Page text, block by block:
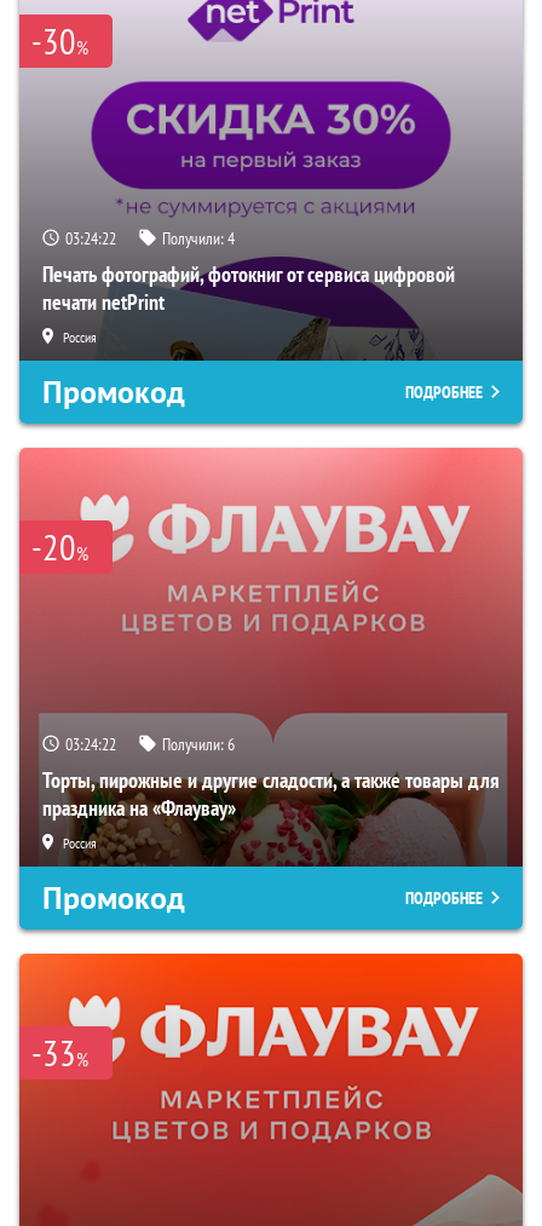
-30%
03:24:21 Получили:4
Печать фотографий, фотокниг от сервиса цифровой
печати netPrint
Россия
Промокод ПОДРОБНЕЕ
-20%
03:24:21 Получили:6
Торты, пирожные и другие сладости, а также товары для
праздника на «Флаувау»
Россия
Промокод ПОДРОБНЕЕ
-33%